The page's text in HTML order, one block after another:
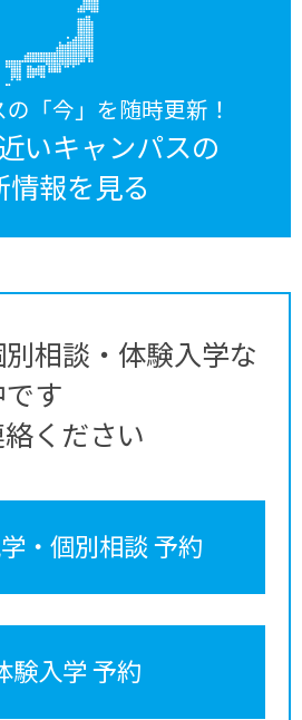
「今」を随時更新！
いキャンパスの
情報を見る
相談・体験入学な
す
ください
・個別相談 予約
験入学 予約